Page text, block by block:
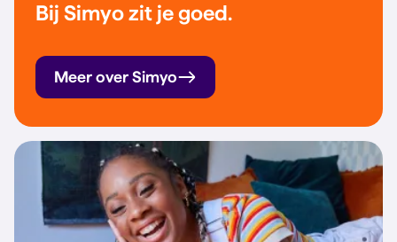
Bij Simyo zit je goed.
Meer over Simyo